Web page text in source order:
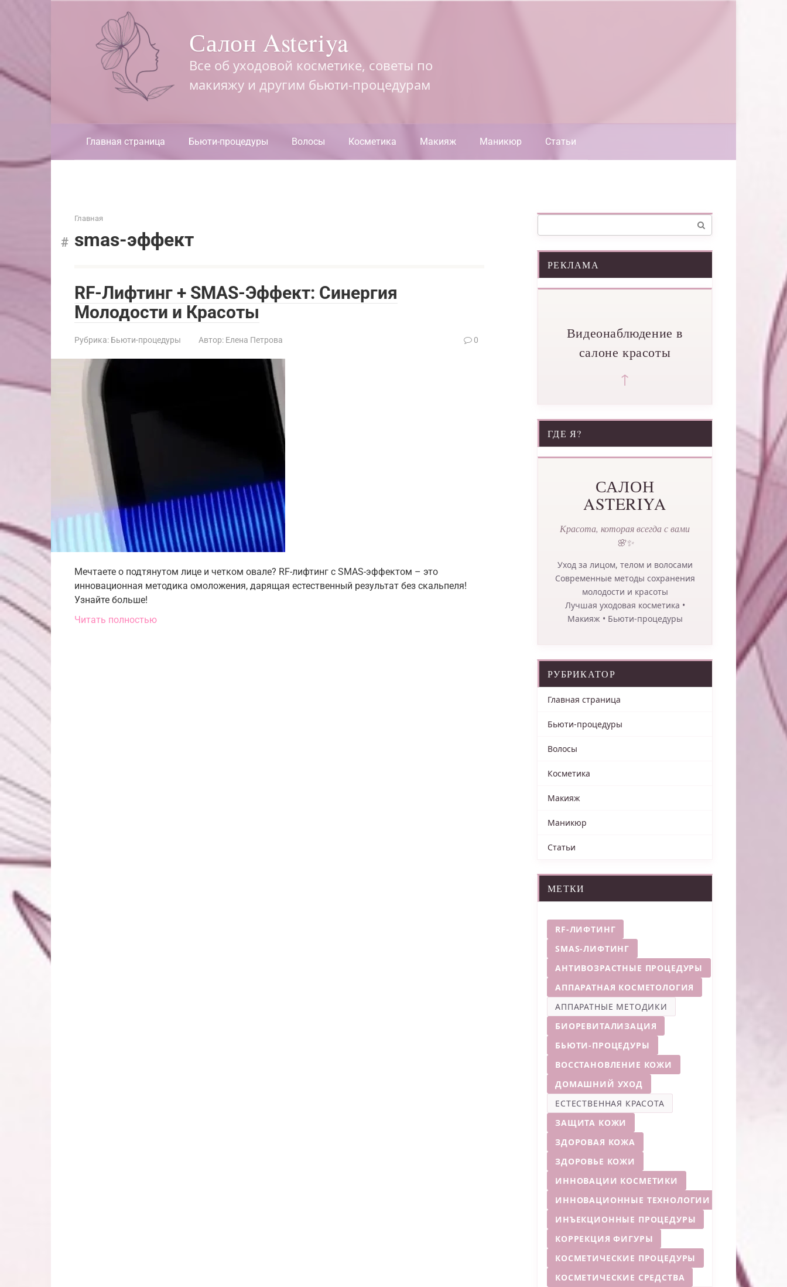
Салон Asteriya
Все об уходовой косметике, советы по
макияжу и другим бьюти-процедурам
Главная страница Бьюти-процедуры Волосы Косметика Макияж Маникюр Статьи
Главная
smas-эффект
RF-Лифтинг + SMAS-Эффект: Синергия
Молодости и Красоты
Рубрика: Бьюти-процедуры Автор: Елена Петрова 0
Мечтаете о подтянутом лице и четком овале? RF-лифтинг с SMAS-эффектом – это
инновационная методика омоложения, дарящая естественный результат без скальпеля!
Узнайте больше!
Читать полностью
РЕКЛАМА
Видеонаблюдение в
салоне красоты
↑
ГДЕ Я?
САЛОН
ASTERIYA
Красота, которая всегда с вами
🌸✨
Уход за лицом, телом и волосами
Современные методы сохранения
молодости и красоты
Лучшая уходовая косметика •
Макияж • Бьюти-процедуры
РУБРИКАТОР
Главная страница
Бьюти-процедуры
Волосы
Косметика
Макияж
Маникюр
Статьи
МЕТКИ
RF-ЛИФТИНГ
SMAS-ЛИФТИНГ
АНТИВОЗРАСТНЫЕ ПРОЦЕДУРЫ
АППАРАТНАЯ КОСМЕТОЛОГИЯ
АППАРАТНЫЕ МЕТОДИКИ
БИОРЕВИТАЛИЗАЦИЯ
БЬЮТИ-ПРОЦЕДУРЫ
ВОССТАНОВЛЕНИЕ КОЖИ
ДОМАШНИЙ УХОД
ЕСТЕСТВЕННАЯ КРАСОТА
ЗАЩИТА КОЖИ
ЗДОРОВАЯ КОЖА
ЗДОРОВЬЕ КОЖИ
ИННОВАЦИИ КОСМЕТИКИ
ИННОВАЦИОННЫЕ ТЕХНОЛОГИИ
ИНЪЕКЦИОННЫЕ ПРОЦЕДУРЫ
КОРРЕКЦИЯ ФИГУРЫ
КОСМЕТИЧЕСКИЕ ПРОЦЕДУРЫ
КОСМЕТИЧЕСКИЕ СРЕДСТВА